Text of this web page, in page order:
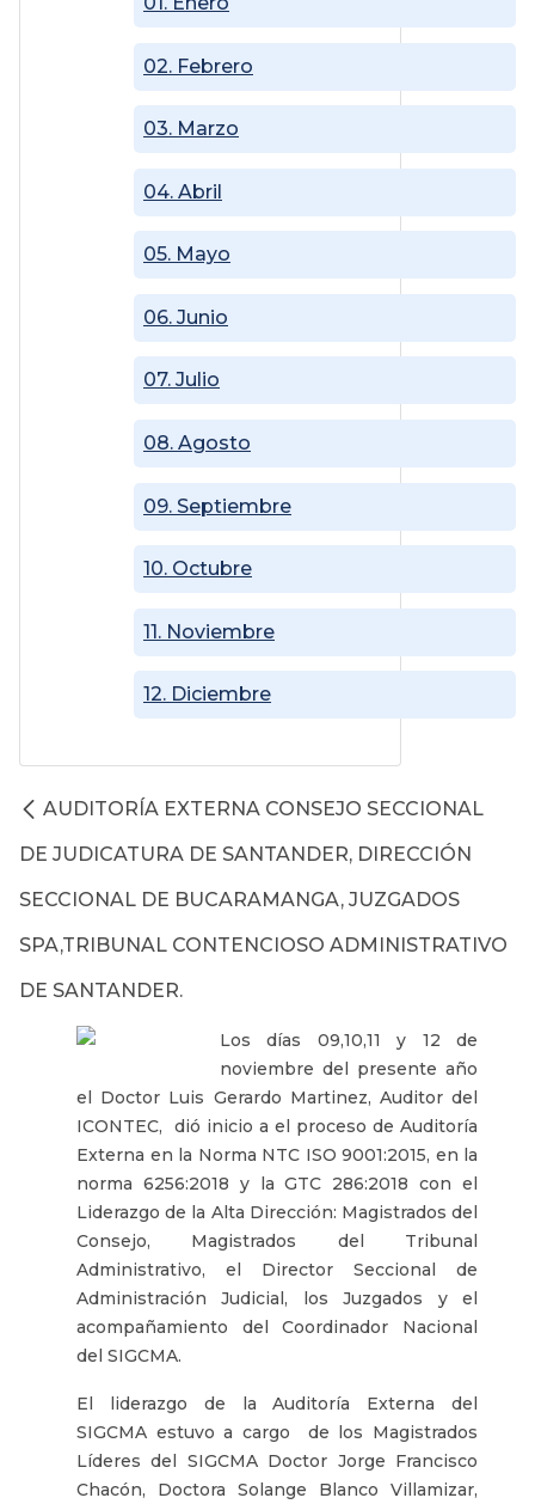
02. Febrero
03. Marzo
04. Abril
05. Mayo
06. Junio
07. Julio
08. Agosto
09. Septiembre
10. Octubre
11. Noviembre
12. Diciembre
AUDITORÍA EXTERNA CONSEJO SECCIONAL
DE JUDICATURA DE SANTANDER, DIRECCIÓN
SECCIONAL DE BUCARAMANGA, JUZGADOS
SPA,TRIBUNAL CONTENCIOSO ADMINISTRATIVO
DE SANTANDER.
Los días 09,10,11 y 12 de
noviembre del presente año
el Doctor Luis Gerardo Martinez, Auditor del
ICONTEC, dió inicio a el proceso de Auditoría
Externa en la Norma NTC ISO 9001:2015, en la
norma 6256:2018 y la GTC 286:2018 con el
Liderazgo de la Alta Dirección: Magistrados del
Consejo, Magistrados del Tribunal
Administrativo, el Director Seccional de
Administración Judicial, los Juzgados y el
acompañamiento del Coordinador Nacional
del SIGCMA.
El liderazgo de la Auditoría Externa del
SIGCMA estuvo a cargo de los Magistrados
Líderes del SIGCMA Doctor Jorge Francisco
Chacón, Doctora Solange Blanco Villamizar,